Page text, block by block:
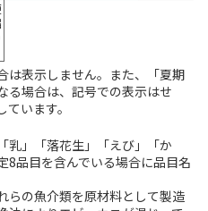
は表示しません。また、「夏期
る場合は、記号での表示はせ
います。
乳」「落花生」「えび」「か
8品目を含んでいる場合に品目名
の魚介類を原材料として製造